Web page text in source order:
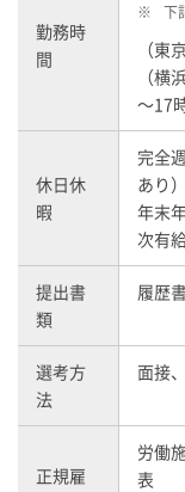
勤務時
間
※ 下
（東
（横
～17
休日休
暇
完全
あり
年末
次有
提出書
類
履歴
選考方
法
面接
正規雇
労働
表